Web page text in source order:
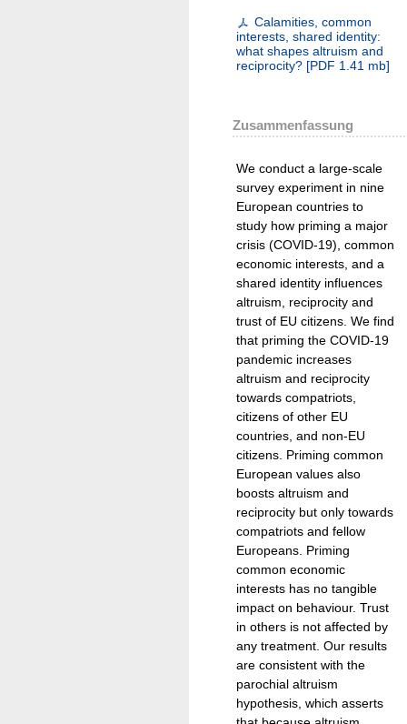
Calamities, common
interests, shared identity:
what shapes altruism and
reciprocity? [PDF 1.41 mb]
Zusammenfassung
We conduct a large-scale
survey experiment in nine
European countries to
study how priming a major
crisis (COVID-19), common
economic interests, and a
shared identity influences
altruism, reciprocity and
trust of EU citizens. We find
that priming the COVID-19
pandemic increases
altruism and reciprocity
towards compatriots,
citizens of other EU
countries, and non-EU
citizens. Priming common
European values also
boosts altruism and
reciprocity but only towards
compatriots and fellow
Europeans. Priming
common economic
interests has no tangible
impact on behaviour. Trust
in others is not affected by
any treatment. Our results
are consistent with the
parochial altruism
hypothesis, which asserts